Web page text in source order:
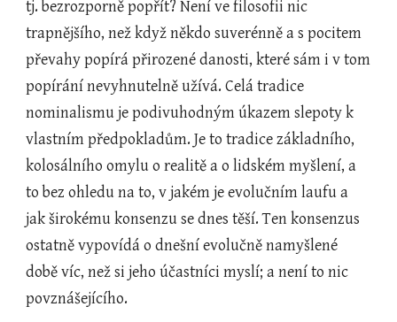
tj. bezrozporně popřít? Není ve filosofii nic
trapnějšího, než když někdo suverénně a s pocitem
převahy popírá přirozené danosti, které sám i v tom
popírání nevyhnutelně užívá. Celá tradice
nominalismu je podivuhodným úkazem slepoty k
vlastním předpokladům. Je to tradice základního,
kolosálního omylu o realitě a o lidském myšlení, a
to bez ohledu na to, v jakém je evolučním laufu a
jak širokému konsenzu se dnes těší. Ten konsenzus
ostatně vypovídá o dnešní evolučně namyšlené
době víc, než si jeho účastníci myslí; a není to nic
povznášejícího.